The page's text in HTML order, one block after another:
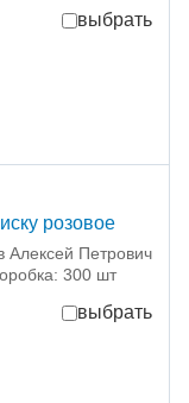
выбрать
розовое
Петрович
300 шт
выбрать